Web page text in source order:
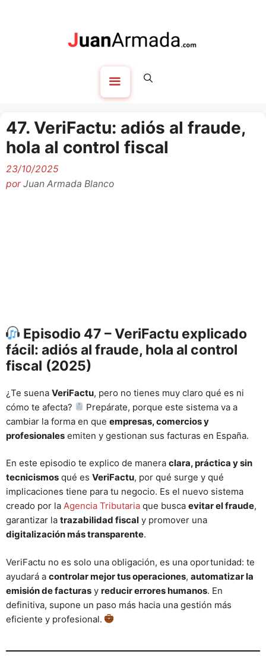
47. VeriFactu: adiós al fraude,
hola al control fiscal
23/10/2025
porJuan Armada Blanco
Episodio 47 – VeriFactu explicado
fácil: adiós al fraude, hola al control
fiscal (2025)
¿Te suena VeriFactu, pero no tienes muy claro qué es ni
cómo te afecta?
Prepárate, porque este sistema va a
cambiar la forma en que empresas, comercios y
profesionales emiten y gestionan sus facturas en España.
En este episodio te explico de manera clara, práctica y sin
tecnicismos qué es VeriFactu, por qué surge y qué
implicaciones tiene para tu negocio. Es el nuevo sistema
creado por la Agencia Tributaria que busca evitar el fraude,
garantizar la trazabilidad fiscal y promover una
digitalización más transparente.
VeriFactu no es solo una obligación, es una oportunidad: te
ayudará a controlar mejor tus operaciones, automatizar la
emisión de facturas y reducir errores humanos. En
definitiva, supone un paso más hacia una gestión más
eficiente y profesional.